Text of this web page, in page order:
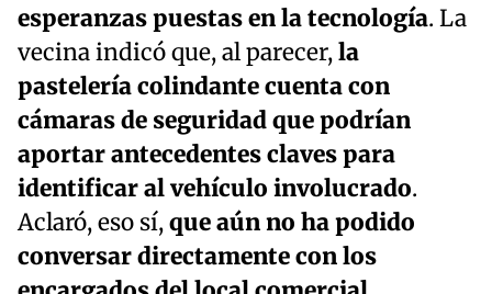
esperanzas puestas en la tecnología. La
vecina indicó que, al parecer,la
pastelería colindante cuenta con
cámaras de seguridad que podrían
aportar antecedentes claves para
identificar al vehículo involucrado.
Aclaró, eso sí,que aún no ha podido
conversar directamente con los